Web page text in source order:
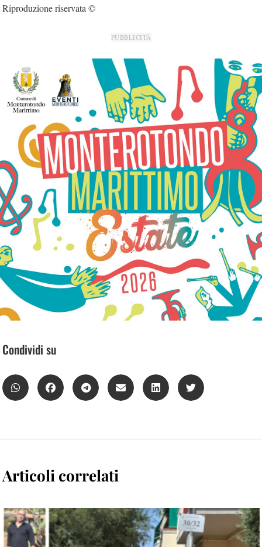
Riproduzione riservata ©
PUBBLICITÀ
Condividi su
Articoli correlati